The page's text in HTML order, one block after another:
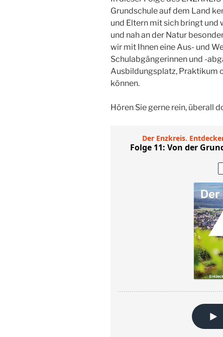
Grundschule auf dem Land
und Eltern mit sich bringt und
und nah an der Natur
wir mit Ihnen eine Aus- und
Schulabgängerinnen und -
Ausbildungsplatz, Praktikum
können.
Hören Sie gerne rein, überall